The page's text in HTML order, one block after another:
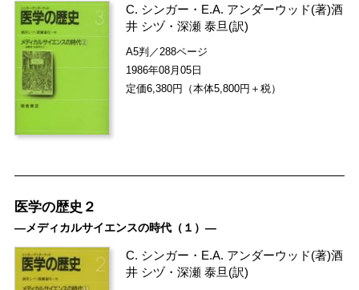
C. シンガー ・ E.A. アンダーウッド(著)酒
井 シヅ・深瀬 泰旦 (訳)
A5判／288ページ
1986年08月05日
定価6,380円（本体5,800円＋税）
医学の歴史２
―メディカルサイエンスの時代（１）―
C. シンガー ・ E.A. アンダーウッド(著)酒
井 シヅ・深瀬 泰旦 (訳)